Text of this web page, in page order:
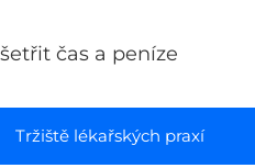
čas a peníze
Tržiště lékařských praxí